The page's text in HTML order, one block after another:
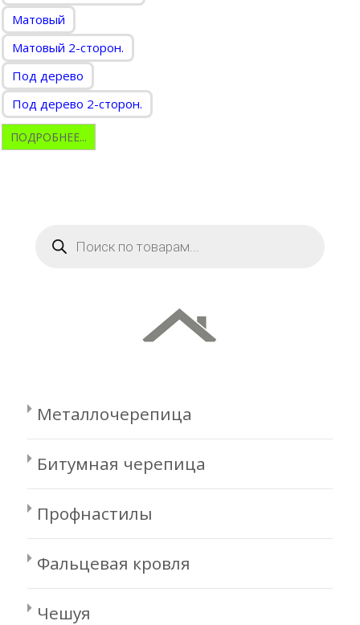
Матовый
Матовый 2-сторон.
Под дерево
Под дерево 2-сторон.
ПОДРОБНЕЕ...
товаров
Металлочерепица
Битумная черепица
Профнастилы
Фальцевая кровля
Чешуя